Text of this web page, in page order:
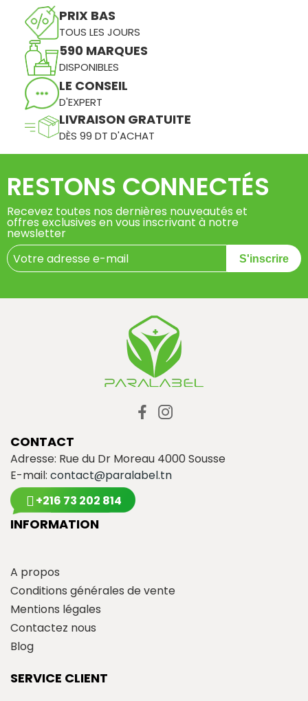
PRIX BAS
TOUS LES JOURS
590 MARQUES
DISPONIBLES
LE CONSEIL
D'EXPERT
LIVRAISON GRATUITE
DÈS 99 DT D'ACHAT
RESTONS CONNECTÉS
Recevez toutes nos dernières nouveautés et
offres exclusives en vous inscrivant à notre
newsletter
S'inscrire
CONTACT
Adresse: Rue du Dr Moreau 4000 Sousse
E-mail: contact@paralabel.tn
+216 73 202 814
INFORMATION
A propos
Conditions générales de vente
Mentions légales
Contactez nous
Blog
SERVICE CLIENT